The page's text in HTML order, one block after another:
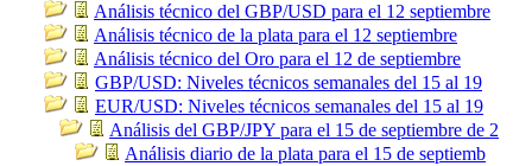
Análisis técnico del GBP/USD para el 12 septiembre
Análisis técnico de la plata para el 12 septiembre
Análisis técnico del Oro para el 12 de septiembre
GBP/USD: Niveles técnicos semanales del 15 al 19
EUR/USD: Niveles técnicos semanales del 15 al 19
Análisis del GBP/JPY para el 15 de septiembre de 2
Análisis diario de la plata para el 15 de septiemb